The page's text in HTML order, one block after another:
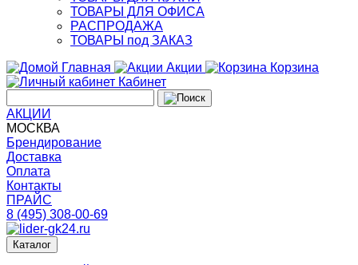
ТОВАРЫ ДЛЯ ОФИСА
РАСПРОДАЖА
ТОВАРЫ под ЗАКАЗ
Главная
Акции
Корзина
Кабинет
АКЦИИ
МОСКВА
Брендирование
Доставка
Оплата
Контакты
ПРАЙС
8 (495) 308-00-69
Каталог